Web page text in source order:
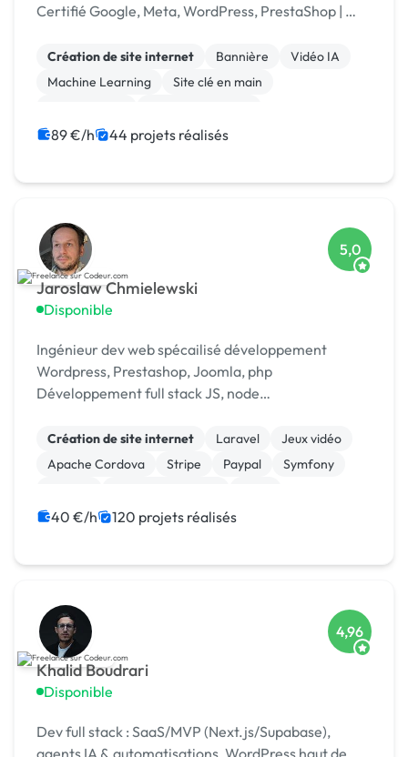
Certifié Google, Meta, WordPress, PrestaShop | 🏆
Création de site internet Bannière
Vidéo IA
Machine Learning
Site clé en main
Experience utilisateur
CSS, HTML, XML
89 €/h 44 projets réalisés
Jaroslaw Chmielewski
Disponible
5,0
Ingénieur dev web spécailisé développement
Wordpress, Prestashop, Joomla, php
Développement full stack JS, node
chat temp réel : [URL MASQUÉE], webrtc
Création de site internet Laravel
Jeux vidéo
Apache Cordova
Stripe Paypal
Symfony
40 €/h 120 projets réalisés
Khalid Boudrari
Disponible
4,96
Dev full stack : SaaS/MVP (Next.js/Supabase),